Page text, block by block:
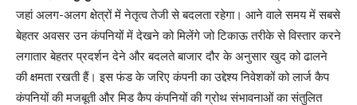
जहां अलग-अलग क्षेत्रों में नेतृत्व तेजी से बदलता रहेगा। आने वाले समय में सबसे
बेहतर अवसर उन कंपनियों में देखने को मिलेंगे जो टिकाऊ तरीके से विस्तार करने
लगातार बेहतर प्रदर्शन देने और बदलते बाजार दौर के अनुसार खुद को ढालने
की क्षमता रखती हैं। इस फंड के जरिए कंपनी का उद्देश्य निवेशकों को लार्ज कैप
कंपनियों की मजबूती और मिड कैप कंपनियों की ग्रोथ संभावनाओं का संतुलित